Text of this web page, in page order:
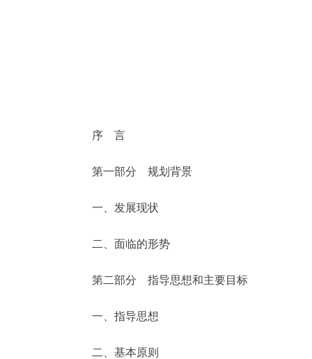
序 言
第一部分 规划背景
一、发展现状
二、面临的形势
第二部分 指导思想和主要目标
一、指导思想
二、基本原则